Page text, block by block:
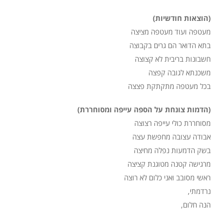
(הוצאות חודשיות)
מעטפה ועוד מעטפה מציצה
בתא הדואר הם גרים בקבוצה
חשבונות בריבית לא קצוצה
משכנתא לגובה קפצה
בכל מעטפה מתקתקת פצצה
(הדמות צונחת על הספה עייפה ומסוחררת)
מסוחררת כולי עייפה רצוצה
אבודה עצובה מחפשת עצה
בשק הדמעות נפלה מחיצה
מרגישה קטנה מטוגנת קציצה
ראשי מסובב ואני כלום לא רוצה
נרדמתי,
הנה חלום,